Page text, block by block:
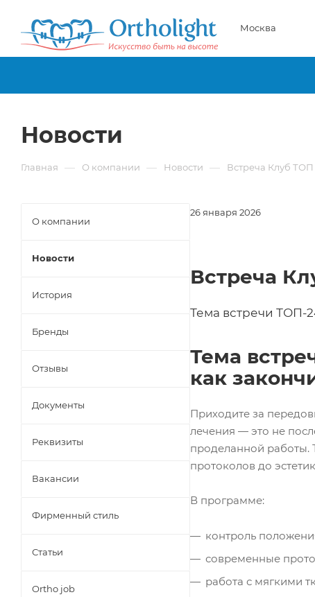
Москва
Новости
Главная — О компании — Новости — Встреча Клуб
26 января 2026
Встреча
Тема встречи ТОП-
Тема
как
Приходите за
лечения — это не
проделанной работы.
протоколов до
В программе:
контроль
современные
работа с мягкими
О компании
Новости
История
Бренды
Отзывы
Документы
Реквизиты
Вакансии
Фирменный стиль
Статьи
Ortho job